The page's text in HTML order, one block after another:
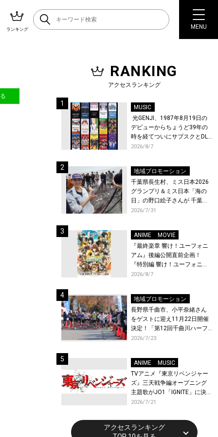
ランキング MENU
RANKING
アクセスランキング
MUSIC
光GENJI、1987年8月19日の
デビューからちょうど39年の
時を経てついにサブスクとDL
配信が解禁！
2026/8/7
地域プロモーション
千葉県長生村、ミス日本2026
グランプリ＆ミス日本「海の
日」の野口絵子さんが 千葉県
唯一の村・長生村で地引網を
2026/7/31
ANIME
MOVIE
『最終楽章 響け！ユーフォニ
アム』後編公開直前企画！
『特別編 響け！ユーフォニア
ム〜アンサンブルコンテス
映が決定！
2026/8/7
地域プロモーション
長野県千曲市、小平奈緒さん
をゲストに迎え11月22日開催
決定！「第12回千曲川ハーフ
マラソン」エントリー受付開
2026/7/23
ANIME
MUSIC
TVアニメ『東京リベンジャー
ズ』三天戦争編オープニング
主題歌がJO1「IGNITE」に決
定！メンバー全員から喜びと
トが到着！9月に東京・大阪で
先行上映会を開催！
2026/7/21
アクセスランキング